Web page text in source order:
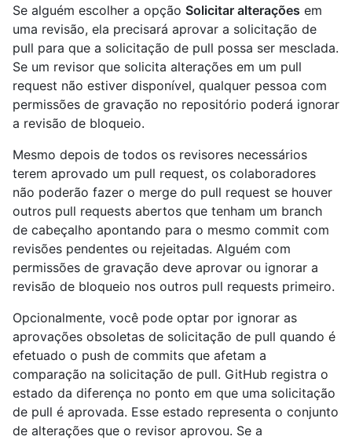
Se alguém escolher a opção Solicitar alterações em
uma revisão, ela precisará aprovar a solicitação de
pull para que a solicitação de pull possa ser mesclada.
Se um revisor que solicita alterações em um pull
request não estiver disponível, qualquer pessoa com
permissões de gravação no repositório poderá ignorar
a revisão de bloqueio.
Mesmo depois de todos os revisores necessários
terem aprovado um pull request, os colaboradores
não poderão fazer o merge do pull request se houver
outros pull requests abertos que tenham um branch
de cabeçalho apontando para o mesmo commit com
revisões pendentes ou rejeitadas. Alguém com
permissões de gravação deve aprovar ou ignorar a
revisão de bloqueio nos outros pull requests primeiro.
Opcionalmente, você pode optar por ignorar as
aprovações obsoletas de solicitação de pull quando é
efetuado o push de commits que afetam a
comparação na solicitação de pull. GitHub registra o
estado da diferença no ponto em que uma solicitação
de pull é aprovada. Esse estado representa o conjunto
de alterações que o revisor aprovou. Se a